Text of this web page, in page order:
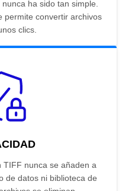
ha sido tan simple.
permite convertir archivos
clics.
TIFF nunca se añaden a
de datos ni biblioteca de